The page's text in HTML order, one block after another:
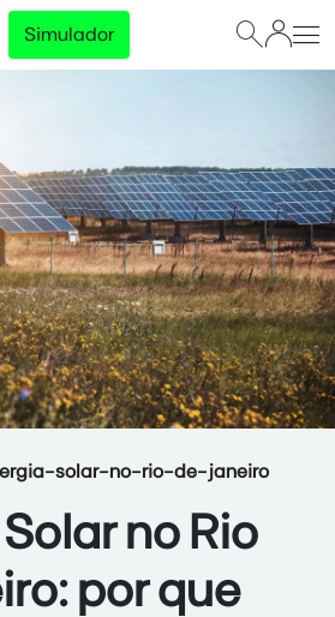
Simulador
solar-no-rio-de-janeiro
no Rio
por que